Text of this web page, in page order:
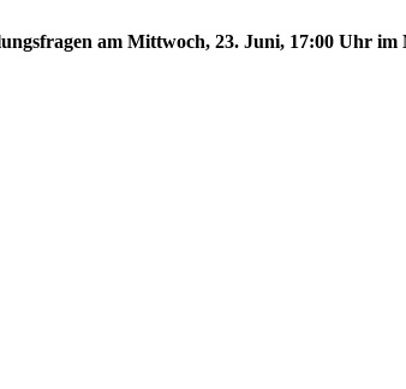
am Mittwoch, 23. Juni, 17:00 Uhr